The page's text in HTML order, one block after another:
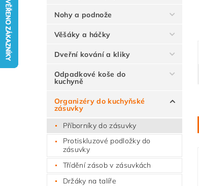
Nohy a podnože
Věšáky a háčky
Dveřní kování a kliky
Odpadkové koše do
kuchyně
Organizéry do kuchyňské
zásuvky
Příborníky do zásuvky
Protiskluzové podložky do
zásuvky
Třídění zásob v zásuvkách
Držáky na talíře